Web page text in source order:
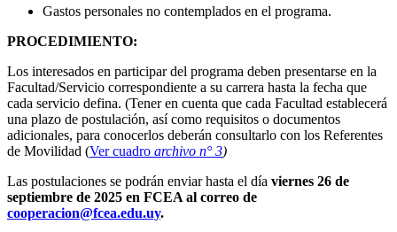
Gastos personales no contemplados en el programa.
PROCEDIMIENTO:
Los interesados en participar del programa deben presentarse en la
Facultad/Servicio correspondiente a su carrera hasta la fecha que
cada servicio defina. (Tener en cuenta que cada Facultad establecerá
una plazo de postulación, así como requisitos o documentos
adicionales, para conocerlos deberán consultarlo con los Referentes
de Movilidad (Ver cuadro archivo n° 3)
Las postulaciones se podrán enviar hasta el día viernes 26 de
septiembre de 2025 en FCEA al correo de
cooperacion@fcea.edu.uy.